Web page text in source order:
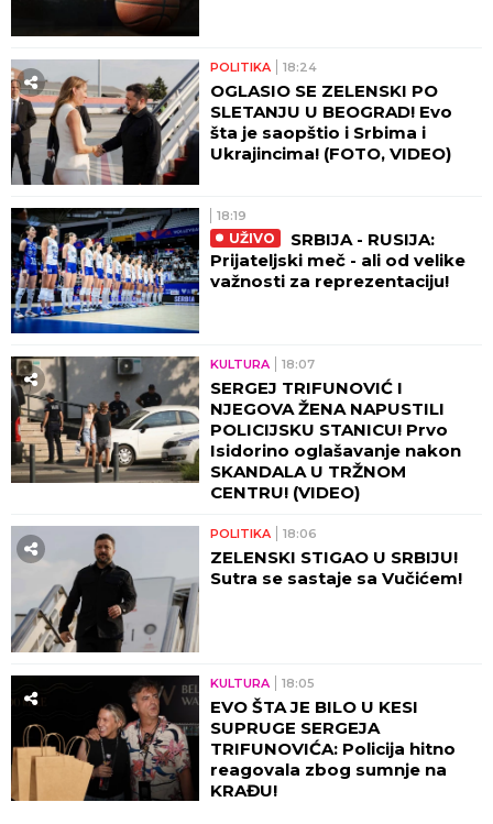
POLITIKA 18:24
OGLASIO SE ZELENSKI PO
SLETANJU U BEOGRAD! Evo
šta je saopštio i Srbima i
Ukrajincima! (FOTO, VIDEO)
18:19
UŽIVO
SRBIJA - RUSIJA:
Prijateljski meč - ali od velike
važnosti za reprezentaciju!
KULTURA 18:07
SERGEJ TRIFUNOVIĆ I
NJEGOVA ŽENA NAPUSTILI
POLICIJSKU STANICU! Prvo
Isidorino oglašavanje nakon
SKANDALA U TRŽNOM
CENTRU! (VIDEO)
POLITIKA 18:06
ZELENSKI STIGAO U SRBIJU!
Sutra se sastaje sa Vučićem!
KULTURA 18:05
EVO ŠTA JE BILO U KESI
SUPRUGE SERGEJA
TRIFUNOVIĆA: Policija hitno
reagovala zbog sumnje na
KRAĐU!